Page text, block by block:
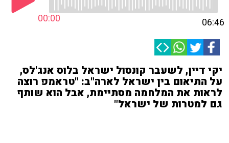
00:00 06:46
יקי דיין, לשעבר קונסול ישראל בלוס אנג'לס,
על התיאום בין ישראל לארה"ב: "טראמפ רוצה
לראות את המלחמה מסתיימת, אבל הוא שותף
גם למטרות של ישראל"